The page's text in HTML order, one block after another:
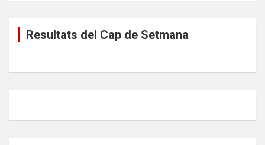
Resultats del Cap de Setmana